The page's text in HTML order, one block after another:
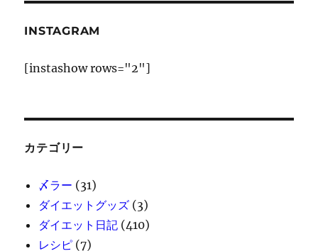
INSTAGRAM
[instashow rows="2"]
カテゴリー
〆ラー (31)
ダイエットグッズ (3)
ダイエット日記 (410)
レシピ (7)